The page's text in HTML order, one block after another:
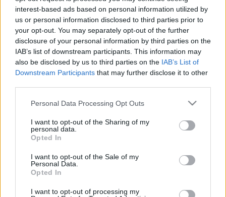
interest-based ads based on personal information utilized by
us or personal information disclosed to third parties prior to
your opt-out. You may separately opt-out of the further
disclosure of your personal information by third parties on the
IAB’s list of downstream participants. This information may
also be disclosed by us to third parties on the IAB’s List of
Downstream Participants that may further disclose it to other
Please note that this website/app uses one or more Google
not limited to your visit or usage behaviour. You may click to
grant or deny consent to Google and its third-party tags to
use your data for below specified purposes in below Google
consent section.
Personal Data Processing Opt Outs
I want to opt-out of the Sharing of my
personal data.
Opted In
I want to opt-out of the Sale of my
Personal Data.
Opted In
I want to opt-out of processing my
REZSISTOP FÓRUMOT SZERVEZNEK PÉNTEKEN
SZOMBATHELYEN
2022. november. 28. 12:07
Az MSZP várja az érdeklődőket.
POLLREISZ BALÁZS MEGNÉZTE, LEHET-E
MOST ÚSZNI TANULNI A MOSONI-DUNÁBAN
POSZTUMUSZ DÍSZPOLGÁRA LESZ
SZOMBATHELYNEK KISS PÉTER
2022. október. 04. 11:34
A Fidesz-frakció nem szavazta meg a díj odaítélését.
KILÉP AZ MSZP-BŐL UJHELYI ISTVÁN
2022. október. 02. 13:11